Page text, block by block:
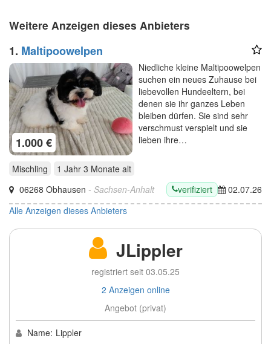
Weitere Anzeigen dieses Anbieters
1. Maltipoowelpen
1.000 €
Niedliche kleine Maltipoowelpen
suchen ein neues Zuhause bei
liebevollen Hundeeltern, bei
denen sie ihr ganzes Leben
bleiben dürfen. Sie sind sehr
verschmust verspielt und sie
lieben ihre…
Mischling 1 Jahr 3 Monate alt
06268 Obhausen - Sachsen-Anhalt verifiziert
02.07.26
Alle Anzeigen dieses Anbieters
JLippler
registriert seit 03.05.25
2 Anzeigen online
Angebot (privat)
Name: Lippler